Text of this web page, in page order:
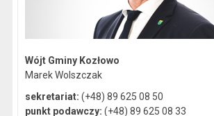
Wójt Gminy Kozłowo
Marek Wolszczak
sekretariat: (+48) 89 625 08 50
punkt podawczy: (+48) 89 625 08 33